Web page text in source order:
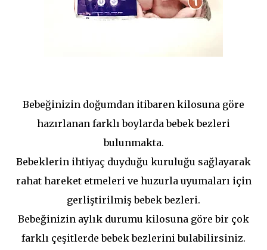
Bebeğinizin doğumdan itibaren kilosuna göre
hazırlanan farklı boylarda bebek bezleri
bulunmakta.
Bebeklerin ihtiyaç duyduğu kuruluğu sağlayarak
rahat hareket etmeleri ve huzurla uyumaları için
gerliştirilmiş bebek bezleri.
Bebeğinizin aylık durumu kilosuna göre bir çok
farklı çeşitlerde bebek bezlerini bulabilirsiniz.